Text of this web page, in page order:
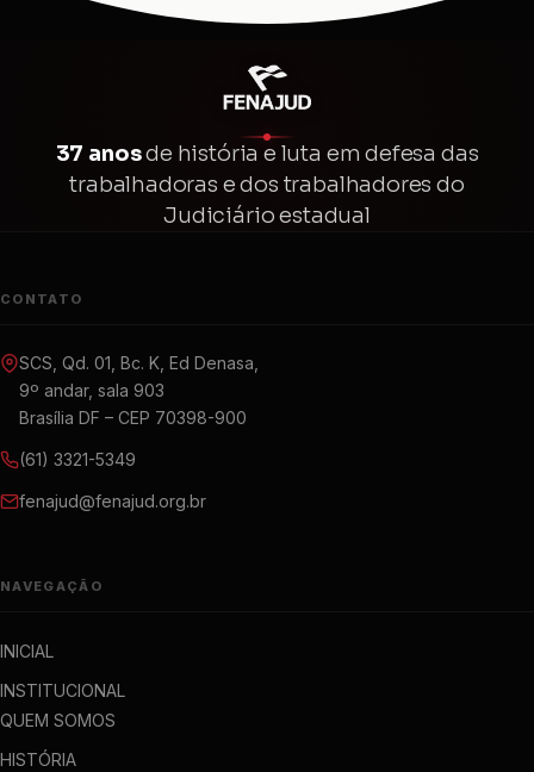
37 anosde história e luta em defesa das
trabalhadoras e dos trabalhadores do
Judiciário estadual
CONTATO
SCS, Qd. 01, Bc. K, Ed Denasa,
9º andar, sala 903
Brasília DF – CEP 70398-900
(61) 3321-5349
fenajud@fenajud.org.br
NAVEGAÇÃO
INICIAL
INSTITUCIONAL
QUEM SOMOS
HISTÓRIA